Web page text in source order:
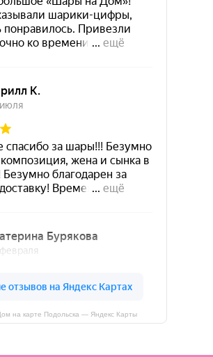
на карте Подольска — Яндекс Карты